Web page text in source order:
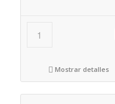
Mostrar detalles